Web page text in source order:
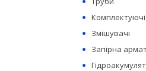
Комплектуючі
Змішувачі
Запірна